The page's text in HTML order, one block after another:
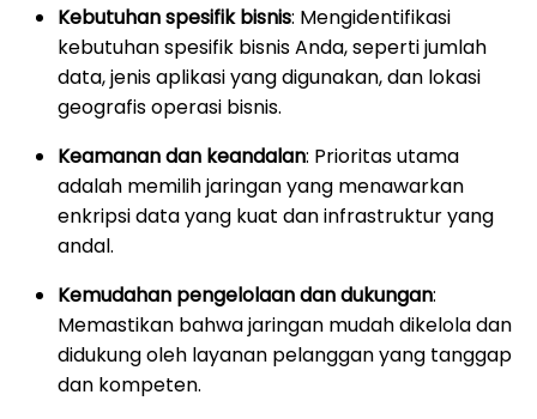
Kebutuhan spesifik bisnis: Mengidentifikasi
kebutuhan spesifik bisnis Anda, seperti jumlah
data, jenis aplikasi yang digunakan, dan lokasi
geografis operasi bisnis.
Keamanan dan keandalan: Prioritas utama
adalah memilih jaringan yang menawarkan
enkripsi data yang kuat dan infrastruktur yang
andal.
Kemudahan pengelolaan dan dukungan:
Memastikan bahwa jaringan mudah dikelola dan
didukung oleh layanan pelanggan yang tanggap
dan kompeten.